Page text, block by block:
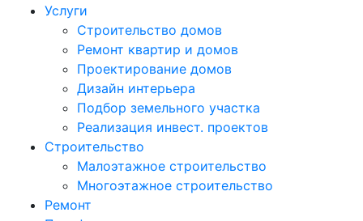
Услуги
Строительство домов
Ремонт квартир и домов
Проектирование домов
Дизайн интерьера
Подбор земельного участка
Реализация инвест. проектов
Строительство
Малоэтажное строительство
Многоэтажное строительство
Ремонт